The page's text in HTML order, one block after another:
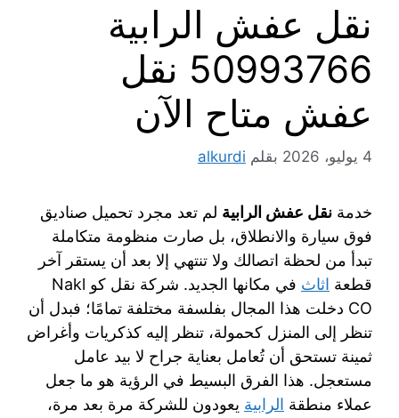
نقل عفش الرابية
50993766 نقل
عفش متاح الآن
4 يوليو، 2026 بقلم alkurdi
خدمة نقل عفش الرابية لم تعد مجرد تحميل صناديق
فوق سيارة والانطلاق، بل صارت منظومة متكاملة
تبدأ من لحظة اتصالك ولا تنتهي إلا بعد أن يستقر آخر
قطعة اثاث
في مكانها الجديد. شركة نقل كو Nakl
CO دخلت هذا المجال بفلسفة مختلفة تمامًا؛ فبدل أن
تنظر إلى المنزل كحمولة، تنظر إليه كذكريات وأغراض
ثمينة تستحق أن تُعامل بعناية جراح لا بيد عامل
مستعجل. هذا الفرق البسيط في الرؤية هو ما جعل
عملاء منطقة الرابية يعودون للشركة مرة بعد مرة،